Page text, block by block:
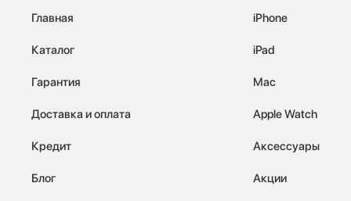
Главная
Каталог
Гарантия
Доставка и оплата
Кредит
Блог
iPhone
iPad
Mac
Apple Watch
Аксессуары
Акции